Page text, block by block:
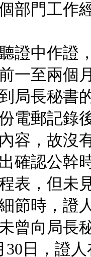
部門工作
中作證，
一至兩個
局長秘書
電郵記錄
容，故沒
確認公幹
表，但未
節時，證
曾向局長
30日，證